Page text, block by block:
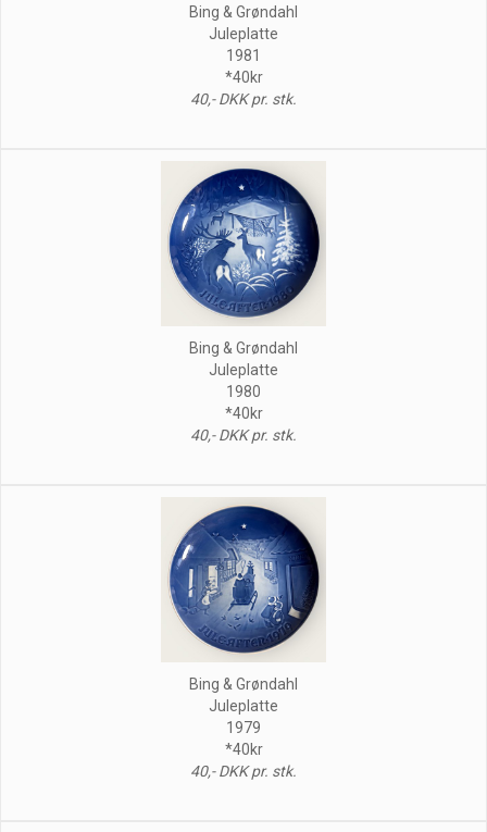
Bing & Grøndahl
Juleplatte
1981
*40kr
40,- DKK pr. stk.
Bing & Grøndahl
Juleplatte
1980
*40kr
40,- DKK pr. stk.
Bing & Grøndahl
Juleplatte
1979
*40kr
40,- DKK pr. stk.